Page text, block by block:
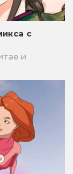
с
и